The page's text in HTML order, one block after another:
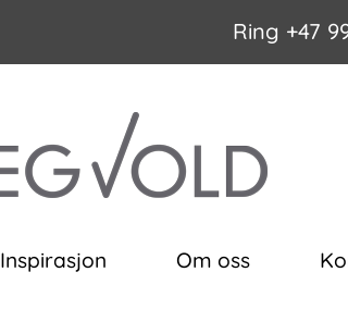
Ring +47
Inspirasjon Om oss